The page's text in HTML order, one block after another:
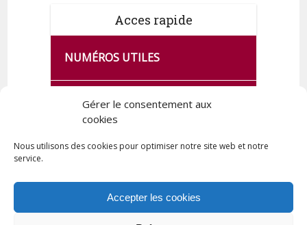
Gérer le consentement aux
cookies
Nous utilisons des cookies pour optimiser notre site web et notre
service.
Accepter les cookies
Acces rapide
NUMÉROS UTILES
CA SE PASSE À FRANCE SERVICES
DE QUINGEY